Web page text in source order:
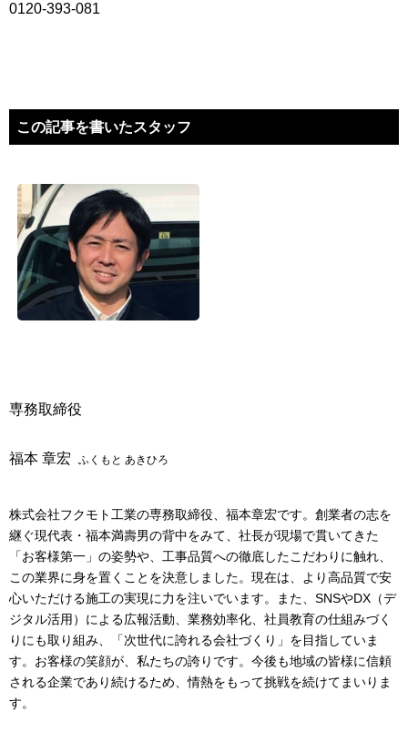
0120-393-081
この記事を書いたスタッフ
専務取締役
福本 章宏 ふくもと あきひろ
株式会社フクモト工業の専務取締役、福本章宏です。創業者の志を
継ぐ現代表・福本満壽男の背中をみて、社長が現場で貫いてきた
「お客様第一」の姿勢や、工事品質への徹底したこだわりに触れ、
この業界に身を置くことを決意しました。現在は、より高品質で安
心いただける施工の実現に力を注いでいます。また、SNSやDX（デ
ジタル活用）による広報活動、業務効率化、社員教育の仕組みづく
りにも取り組み、「次世代に誇れる会社づくり」を目指していま
す。お客様の笑顔が、私たちの誇りです。今後も地域の皆様に信頼
される企業であり続けるため、情熱をもって挑戦を続けてまいりま
す。